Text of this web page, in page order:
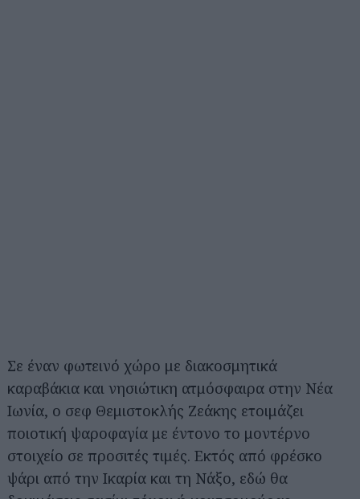
Σε έναν φωτεινό χώρο με διακοσμητικά
καραβάκια και νησιώτικη ατμόσφαιρα στην Νέα
Ιωνία, ο σεφ Θεμιστοκλής Ζεάκης ετοιμάζει
ποιοτική ψαροφαγία με έντονο το μοντέρνο
στοιχείο σε προσιτές τιμές. Εκτός από φρέσκο
ψάρι από την Ικαρία και τη Νάξο, εδώ θα